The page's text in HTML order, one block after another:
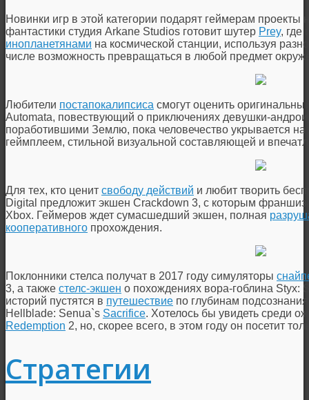
Новинки игр в этой категории подарят геймерам проекты
фантастики студия Arkane Studios готовит шутер Prey, где
инопланетянами на космической станции, используя
числе возможность превращаться в любой предмет
Любители постапокалипсиса смогут оценить
Automata, повествующий о приключениях девушки-
поработившими Землю, пока человечество укрывается
геймплеем, стильной визуальной составляющей и
Для тех, кто ценит свободу действий и любит творить
Digital предложит экшен Crackdown 3, с которым
Xbox. Геймеров ждет сумасшедший экшен, полная
кооперативного прохождения.
Поклонники стелса получат в 2017 году симуляторы
3, а также стелс-экшен о похождениях вора-гоблина Styx:
историй пустятся в путешествие по глубинам
Hellblade: Senua`s Sacrifice. Хотелось бы увидеть среди
Redemption 2, но, скорее всего, в этом году он посетит
Стратегии